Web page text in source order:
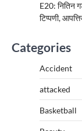
E20: नितिन
टिप्पणी,
Categories
Accident
attacked
Basketball